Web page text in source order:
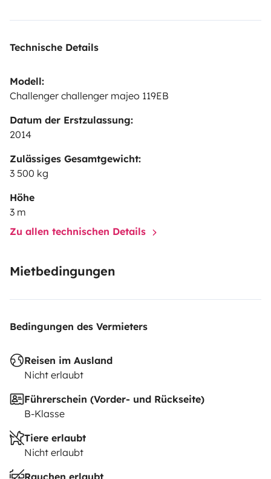
Technische Details
Modell:
Challenger challenger majeo 119EB
Datum der Erstzulassung:
2014
Zulässiges Gesamtgewicht:
3 500 kg
Höhe
3 m
Zu allen technischen Details
Mietbedingungen
Bedingungen des Vermieters
Reisen im Ausland
Nicht erlaubt
Führerschein (Vorder- und Rückseite)
B-Klasse
Tiere erlaubt
Nicht erlaubt
Rauchen erlaubt